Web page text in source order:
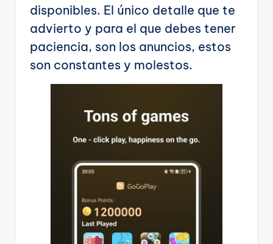
disponibles. El único detalle que te
advierto y para el que debes tener
paciencia, son los anuncios, estos
son constantes y molestos.